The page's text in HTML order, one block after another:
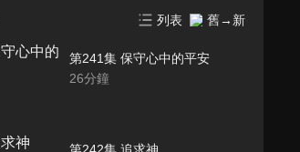
列表 舊→新
第241集 保守心中的平安
26分鐘